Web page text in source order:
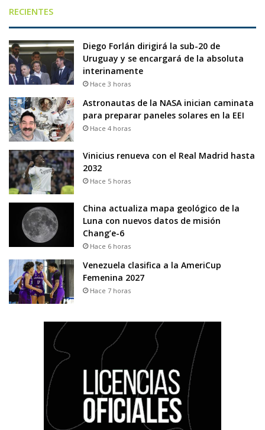
RECIENTES
Diego Forlán dirigirá la sub-20 de
Uruguay y se encargará de la absoluta
interinamente
Hace 3 horas
Astronautas de la NASA inician caminata
para preparar paneles solares en la EEI
Hace 4 horas
Vinicius renueva con el Real Madrid hasta
2032
Hace 5 horas
China actualiza mapa geológico de la
Luna con nuevos datos de misión
Chang’e-6
Hace 6 horas
Venezuela clasifica a la AmeriCup
Femenina 2027
Hace 7 horas